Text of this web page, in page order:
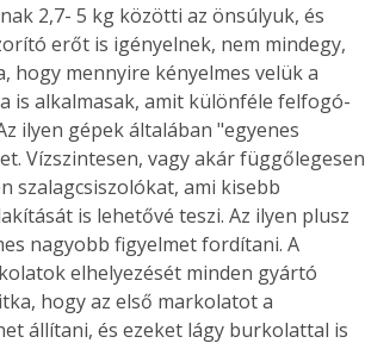
2,7- 5 kg közötti az önsúlyuk, és
erőt is igényelnek, nem mindegy,
hogy mennyire kényelmes velük a
is alkalmasak, amit különféle felfogó-
ilyen gépek általában "egyenes
Vízszintesen, vagy akár függőlegesen
szalagcsiszolókat, ami kisebb
is lehetővé teszi. Az ilyen plusz
nagyobb figyelmet fordítani. A
elhelyezését minden gyártó
hogy az első markolatot a
állítani, és ezeket lágy burkolattal is